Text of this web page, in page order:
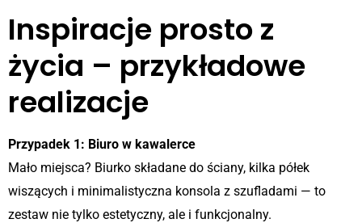
Inspiracje prosto z
życia – przykładowe
realizacje
Przypadek 1: Biuro w kawalerce
Mało miejsca? Biurko składane do ściany, kilka półek
wiszących i minimalistyczna konsola z szufladami — to
zestaw nie tylko estetyczny, ale i funkcjonalny.